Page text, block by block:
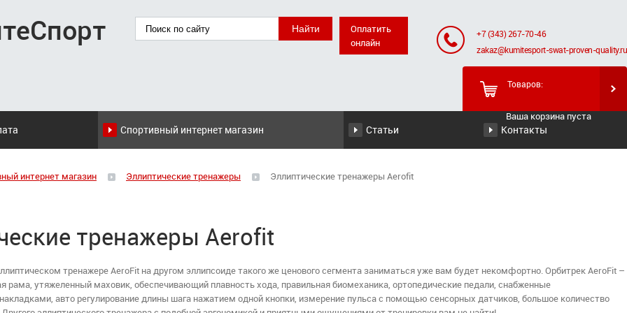
Оплатить
онлайн
+7 (343) 267-70-46
zakaz@kumitesport-swat-proven-quality.ru
Товаров:
Ваша корзина пуста
Спортивный интернет магазин Статьи Контакты
интернет магазин Эллиптические тренажеры Эллиптические тренажеры Aerofit
тренажеры Aerofit
тренажере AeroFit на другом эллипсоиде такого же ценового сегмента заниматься уже вам будет некомфортно. Орбитрек AeroFit –
рама, утяжеленный маховик, обеспечивающий плавность хода, правильная биомеханика, ортопедические педали, снабженные
авто регулирование длины шага нажатием одной кнопки, измерение пульса с помощью сенсорных датчиков, большое количество